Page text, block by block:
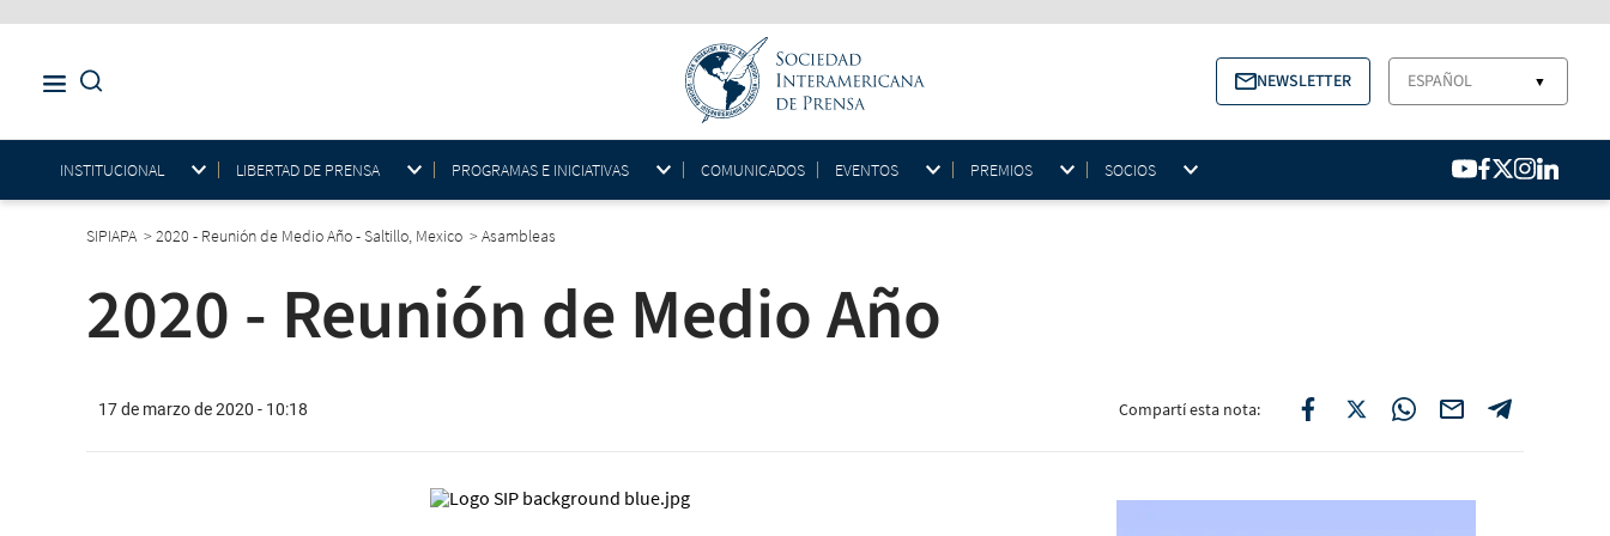
NEWSLETTER ESPAÑOL ▼
INSTITUCIONAL LIBERTAD DE PRENSA PROGRAMAS E INICIATIVAS COMUNICADOS EVENTOS PREMIOS SOCIOS
SIPIAPA >2020 - Reunión de Medio Año - Saltillo, Mexico >Asambleas
2020 - Reunión de Medio Año
17 de marzo de 2020 - 10:18 Compartí esta nota: